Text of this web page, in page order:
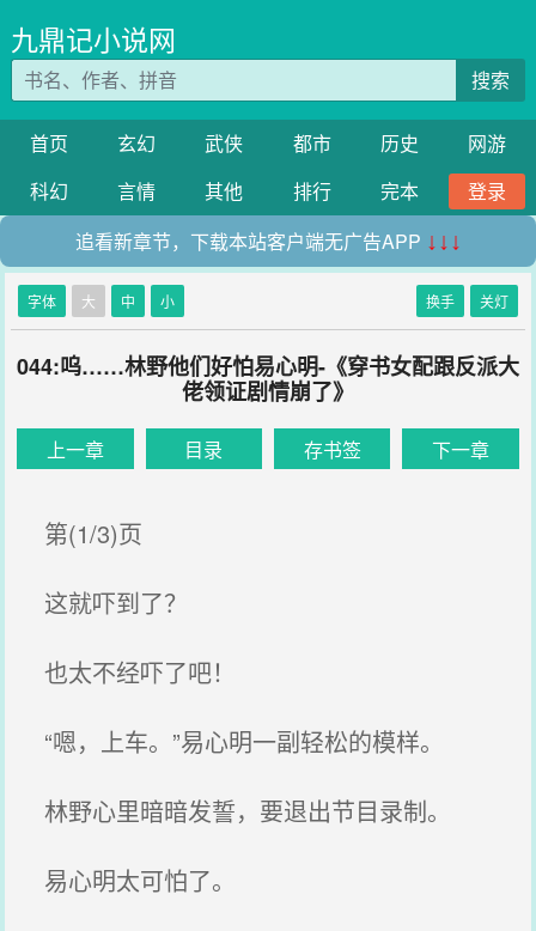
九鼎记小说网
搜索
首页 玄幻 武侠 都市 历史
网游
科幻
言情 其他 排行 完本
登录
追看新章节，下载本站客户端无广告APP ↓↓↓
字体 大 中 小 换手 关灯
044:呜……林野他们好怕易心明-《穿书女配跟反派大
佬领证剧情崩了》
上一章 目录 存书签 下一章
第(1/3)页
这就吓到了？
也太不经吓了吧！
“嗯，上车。”易心明一副轻松的模样。
林野心里暗暗发誓，要退出节目录制。
易心明太可怕了。